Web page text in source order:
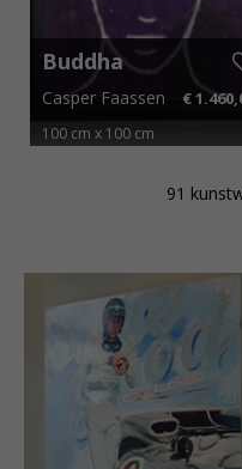
Buddha
Lines –
Purple
Casper Faassen €
100 cm x 100 cm
91